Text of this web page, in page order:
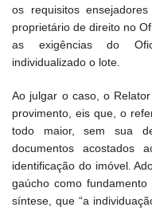
os requisitos
proprietário de direito no
as exigências do
individualizado o lote.
Ao julgar o caso, o
provimento, eis que, o
todo maior, sem sua
documentos acostados
identificação do imóvel.
gaúcho como
síntese, que “a